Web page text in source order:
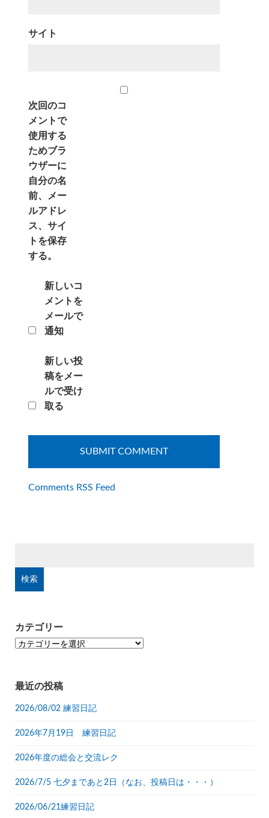
サイト
次回のコ
メントで
使用する
ためブラ
ウザーに
自分の名
前、メー
ルアドレ
ス、サイ
トを保存
する。
新しいコ
メントを
メールで
通知
新しい投
稿をメー
ルで受け
取る
Comments RSS Feed
カテゴリー
カ
リ
ー
最近の投稿
2026/08/02 練習日記
2026年7月19日 練習日記
2026年度の総会と交流レク
2026/7/5 七夕まであと2日（なお、投稿日は・・・）
2026/06/21練習日記